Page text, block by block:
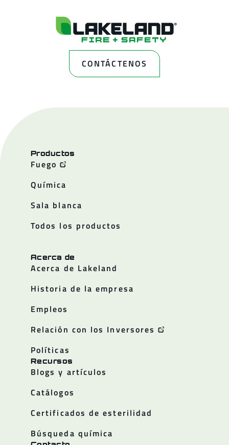
CONTÁCTENOS
Productos
Fuego
Química
Sala blanca
Todos los productos
Acerca de
Acerca de Lakeland
Historia de la empresa
Empleos
Relación con los Inversores
Políticas
Recursos
Blogs y artículos
Catálogos
Certificados de esterilidad
Búsqueda química